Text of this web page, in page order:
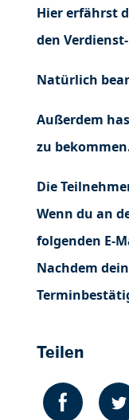
Hier erfährst
den
Natürlich
Außerdem
zu
Die
Wenn du an
folgenden E-
Nachdem
Teilen